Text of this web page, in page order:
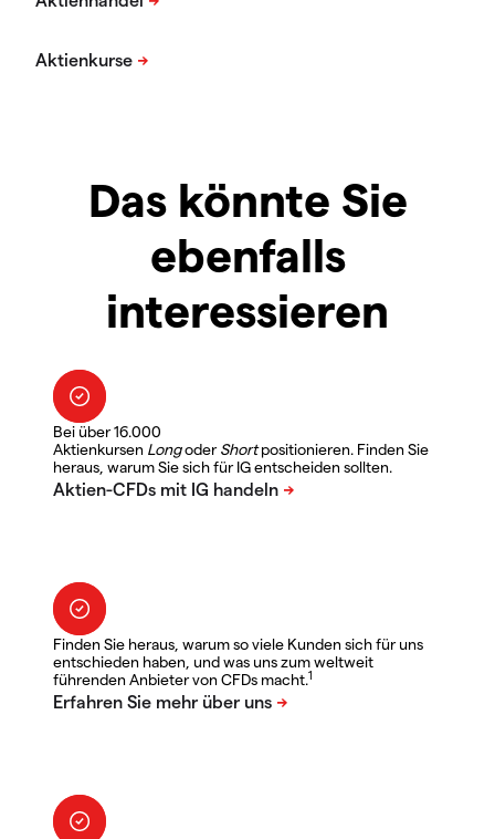
Das könnte Sie
ebenfalls
interessieren
Bei über 16.000
Aktienkursen LongoderShortpositionieren. Finden Sie
heraus, warum Sie sich für IG entscheiden sollten.
Finden Sie heraus, warum so viele Kunden sich für uns
entschieden haben, und was uns zum weltweit
führenden Anbieter von CFDs macht.1